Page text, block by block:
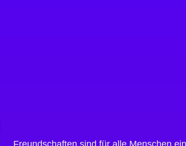
Freundschaften sind für alle Menschen